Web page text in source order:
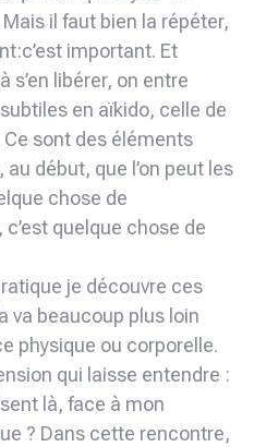
il faut bien la répéter,
important. Et
s’en libérer, on entre
en aïkido, celle de
sont des éléments
au début, que l’on peut les
chose de
quelque chose de
je découvre ces
va beaucoup plus loin
physique ou corporelle.
qui laisse entendre :
là, face à mon
? Dans cette rencontre,